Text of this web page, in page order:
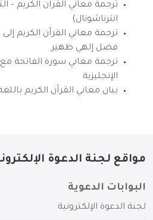
ترجمة معاني القرآن الكريم –
انترناشونال)
ترجمة معاني القرآن الكريم إلى
فضل إلهي ظهير
ترجمة معاني سورة الفاتحة مع
الإنجليزية
بيان معاني القرآن الكريم
مواقع لجنة الدعوة
البوابات الدعوية
لجنة الدعوة الإلكترونية